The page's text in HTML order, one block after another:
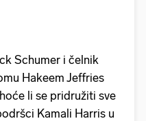
Schumer i čelnik
Hakeem Jeffries
li se pridružiti sve
Kamali Harris u